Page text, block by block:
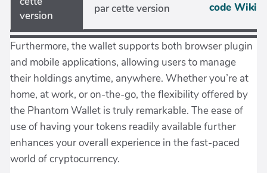
version
par cette version
code Wiki